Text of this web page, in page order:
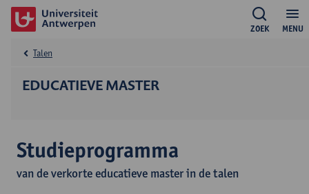
MENU
ZOEK
EDUCATIEVE MASTER
Talen
Studieprogramma
van de verkorte educatieve master in de talen